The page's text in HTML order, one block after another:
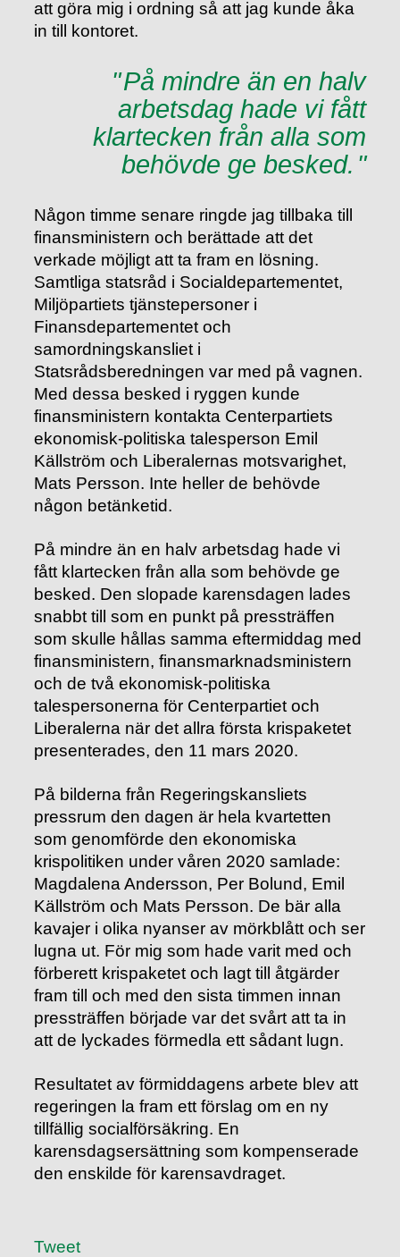
att göra mig i ordning så att jag kunde åka
in till kontoret.
På mindre än en halv
arbetsdag hade vi fått
klartecken från alla som
behövde ge besked.
Någon timme senare ringde jag tillbaka till
finansministern och berättade att det
verkade möjligt att ta fram en lösning.
Samtliga statsråd i Socialdepartementet,
Miljöpartiets tjänstepersoner i
Finansdepartementet och
samordningskansliet i
Statsrådsberedningen var med på vagnen.
Med dessa besked i ryggen kunde
finansministern kontakta Centerpartiets
ekonomisk-politiska talesperson Emil
Källström och Liberalernas motsvarighet,
Mats Persson. Inte heller de behövde
någon betänketid.
På mindre än en halv arbetsdag hade vi
fått klartecken från alla som behövde ge
besked. Den slopade karensdagen lades
snabbt till som en punkt på pressträffen
som skulle hållas samma eftermiddag med
finansministern, finansmarknadsministern
och de två ekonomisk-politiska
talespersonerna för Centerpartiet och
Liberalerna när det allra första krispaketet
presenterades, den 11 mars 2020.
På bilderna från Regeringskansliets
pressrum den dagen är hela kvartetten
som genomförde den ekonomiska
krispolitiken under våren 2020 samlade:
Magdalena Andersson, Per Bolund, Emil
Källström och Mats Persson. De bär alla
kavajer i olika nyanser av mörkblått och ser
lugna ut. För mig som hade varit med och
förberett krispaketet och lagt till åtgärder
fram till och med den sista timmen innan
pressträffen började var det svårt att ta in
att de lyckades förmedla ett sådant lugn.
Resultatet av förmiddagens arbete blev att
regeringen la fram ett förslag om en ny
tillfällig socialförsäkring. En
karensdagsersättning som kompenserade
den enskilde för karensavdraget.
Tweet